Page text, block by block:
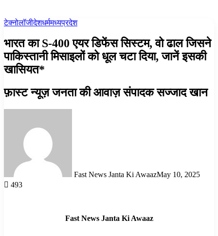
टेक्नोलॉजीदेशधर्ममध्यप्रदेश
भारत का S-400 एयर डिफेंस सिस्टम, वो ढाल जिसने
पाकिस्तानी मिसाइलों को धूल चटा दिया, जानें इसकी
खासियत*
फ़ास्ट न्यूज़ जनता की आवाज़ संपादक सज्जाद खान
Fast News Janta Ki AwaazMay 10, 2025
493
Fast News Janta Ki Awaaz